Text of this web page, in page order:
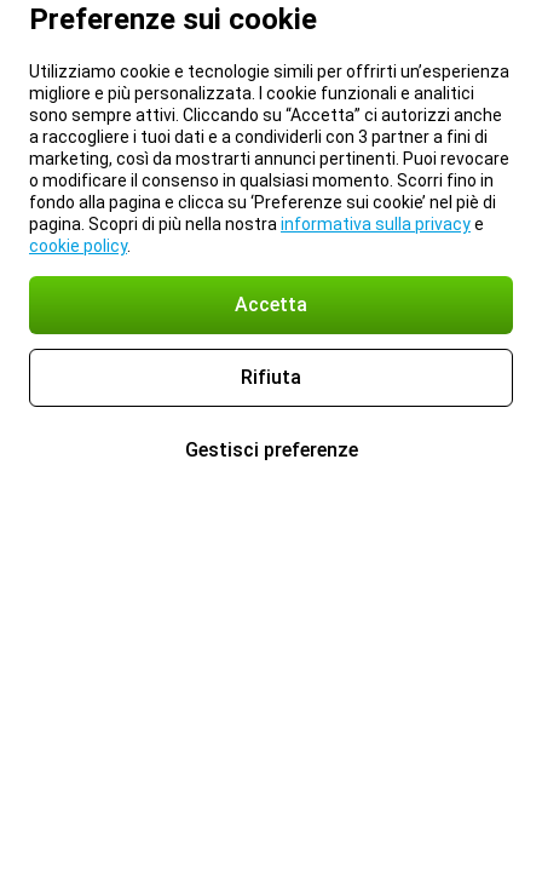
Preferenze sui cookie
Utilizziamo cookie e tecnologie simili per offrirti un’esperienza
migliore e più personalizzata. I cookie funzionali e analitici
sono sempre attivi. Cliccando su “Accetta” ci autorizzi anche
a raccogliere i tuoi dati e a condividerli con 3 partner a fini di
marketing, così da mostrarti annunci pertinenti. Puoi revocare
o modificare il consenso in qualsiasi momento. Scorri fino in
fondo alla pagina e clicca su ‘Preferenze sui cookie’ nel piè di
pagina. Scopri di più nella nostra informativa sulla privacye
cookie policy.
Accetta
Rifiuta
Gestisci preferenze